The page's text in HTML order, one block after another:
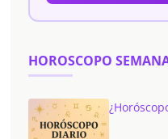
HOROSCOPO